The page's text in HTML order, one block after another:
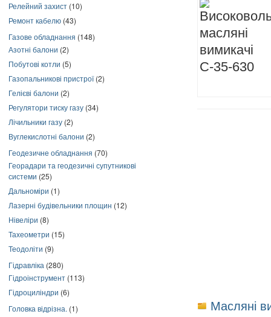
Релейний захист (10)
Ремонт кабелю (43)
Газове обладнання (148)
Азотні балони (2)
Побутові котли (5)
Газопальникові пристрої(2)
Гелієві балони (2)
Регулятори тиску газу (34)
Лічильники газу (2)
Вуглекислотні балони (2)
Геодезичне обладнання (70)
Георадари та геодезичні супутникові
системи (25)
Дальноміри (1)
Лазерні будівельники площин (12)
Нівеліри (8)
Тахеометри (15)
Теодоліти (9)
Гідравліка (280)
Гідроінструмент (113)
Гідроциліндри (6)
Головка відрізна. (1)
Масляні